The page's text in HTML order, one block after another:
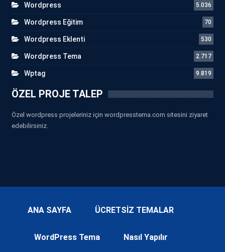
Wordpress 5.036
Wordpress Eğitim 70
Wordpress Eklenti 530
Wordpress Tema 2.717
Wptag 9.819
ÖZEL PROJE TALEP
Özel wordpress projeleriniz için wordpresstema.com sitesini ziyaret
edebilirsiniz.
ANA SAYFA ÜCRETSİZ TEMALAR
WordPress Tema Nasıl Yapılır